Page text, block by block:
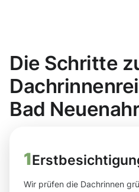
Die Schritte
Bad
1
Wir prüfen die Dachrinnen